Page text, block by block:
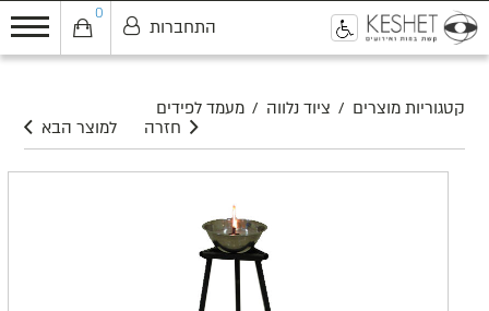
0
התחברות
קטגוריות מוצרים / ציוד נלווה / מעמד לפידים
למוצר הבא
חזרה